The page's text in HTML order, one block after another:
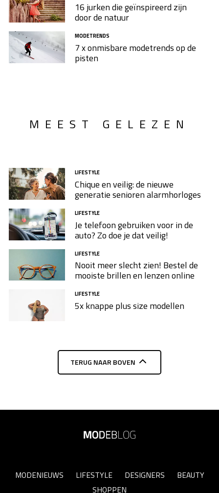
16 jurken die geïnspireerd zijn
door de natuur
MODETRENDS
7 x onmisbare modetrends op de
pisten
MEEST GELEZEN
LIFESTYLE
Chique en veilig: de nieuwe
generatie senioren alarmhorloges
LIFESTYLE
Je telefoon gebruiken voor in de
auto? Zo doe je dat veilig!
LIFESTYLE
Nooit meer slecht zien! Bestel de
mooiste brillen en lenzen online
LIFESTYLE
5x knappe plus size modellen​
TERUG NAAR BOVEN
MODENIEUWS LIFESTYLE DESIGNERS
BEAUTY
SHOPPEN